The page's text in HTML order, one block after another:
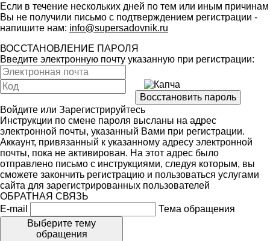
Если в течение нескольких дней по тем или иным причинам
Вы не получили письмо с подтверждением регистрации -
напишите нам: info@supersadovnik.ru
ВОССТАНОВЛЕНИЕ ПАРОЛЯ
Введите электронную почту указанную при регистрации:
Войдите или Зарегистрируйтесь
Инструкции по смене пароля высланы на адрес
электронной почты, указанный Вами при регистрации.
Аккаунт, привязанный к указанному адресу электронной
почты, пока не активирован. На этот адрес было
отправлено письмо с инструкциями, следуя которым, вы
сможете закончить регистрацию и пользоваться услугами
сайта для зарегистрированных пользователей
ОБРАТНАЯ СВЯЗЬ
E-mail
Тема обращения
Выберите тему
обращения